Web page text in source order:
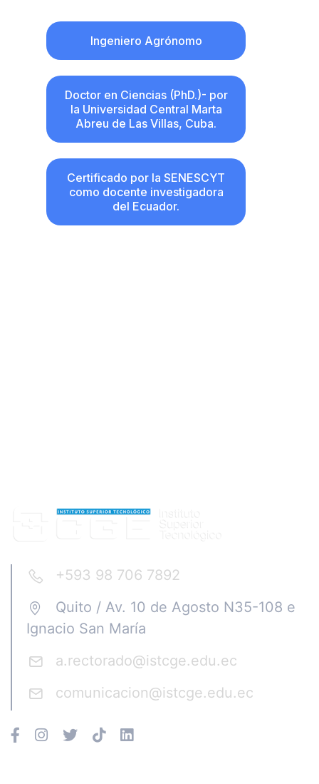
Ingeniero Agrónomo
Doctor en Ciencias (PhD.)- por
la Universidad Central Marta
Abreu de Las Villas, Cuba.
Certificado por la SENESCYT
como docente investigadora
del Ecuador.
+593 98 706 7892
Quito / Av. 10 de Agosto N35-108 e
Ignacio San María
a.rectorado@istcge.edu.ec
comunicacion@istcge.edu.ec